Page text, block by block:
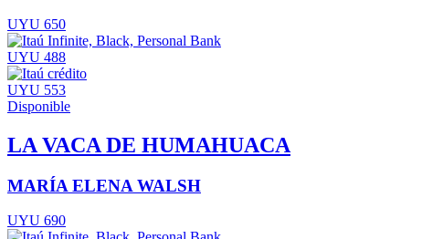
UYU 650
UYU 488
UYU 553
Disponible
LA VACA DE HUMAHUACA
MARÍA ELENA WALSH
UYU 690